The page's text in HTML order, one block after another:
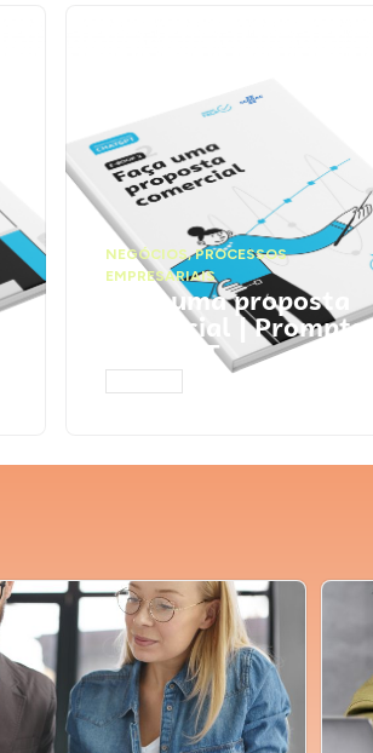
NEGÓCIOS,PROCESSOS
EMPRESARIAIS
Faça uma proposta
comercial | Prompts
ChatGPT